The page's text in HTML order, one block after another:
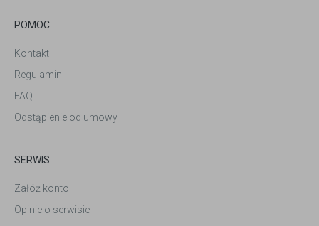
POMOC
Kontakt
Regulamin
FAQ
Odstąpienie od umowy
SERWIS
Załóż konto
Opinie o serwisie